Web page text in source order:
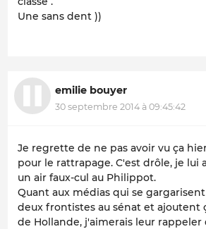
Une sans dent ))
emilie bouyer
30 septembre 2014 à 09:45:42
Je regrette de ne pas avoir vu ça
pour le rattrapage. C'est drôle, je lui
un air faux-cul au Philippot.
Quant aux médias qui se
deux frontistes au sénat et ajoutent
de Hollande, j'aimerais leur